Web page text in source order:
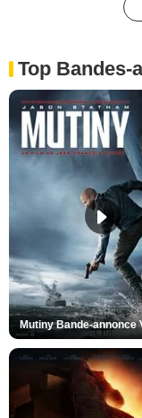
Top Bandes-
Mutiny Bande-annonce